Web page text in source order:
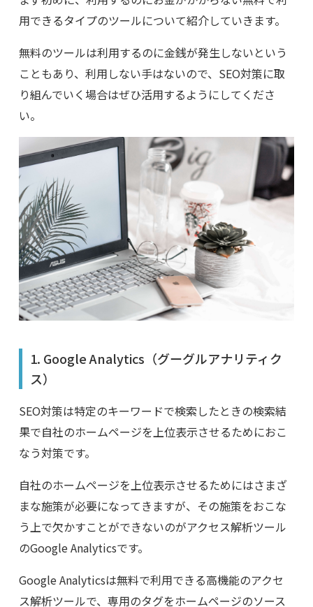
用できるタイプのツールについて紹介していきます。
無料のツールは利用するのに金銭が発生しないという
こともあり、利用しない手はないので、 SEO対策に取
り組んでいく場合はぜひ活用するようにしてくださ
い。
1. Google Analytics （グーグルアナリティク
ス）
SEO対策は特定のキーワードで検索したときの検索結
果で自社のホームページを上位表示させるためにおこ
なう対策です。
自社のホームページを上位表示させるためにはさまざ
まな施策が必要になってきますが、その施策をおこな
う上で欠かすことができないのがアクセス解析ツール
のGoogle Analyticsです。
Google Analyticsは無料で利用できる高機能のアクセ
ス解析ツールで、専用のタグをホームページのソース